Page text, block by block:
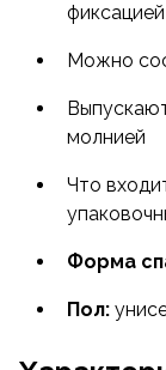
фиксацией
Можно
молнией
Что
Форма
Пол: